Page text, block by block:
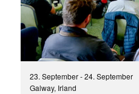
23. September-24. September
Galway, Irland